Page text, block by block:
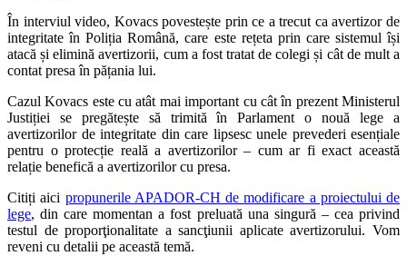
În interviul video, Kovacs povestește prin ce a trecut ca avertizor de
integritate în Poliția Română, care este rețeta prin care sistemul își
atacă și elimină avertizorii, cum a fost tratat de colegi și cât de mult a
contat presa în pățania lui.
Cazul Kovacs este cu atât mai important cu cât în prezent Ministerul
Justiției se pregătește să trimită în Parlament o nouă lege a
avertizorilor de integritate din care lipsesc unele prevederi esențiale
pentru o protecție reală a avertizorilor – cum ar fi exact această
relație benefică a avertizorilor cu presa.
Citiți aici propunerile APADOR-CH de modificare a proiectului de
lege, din care momentan a fost preluată una singură – cea privind
testul de proporţionalitate a sancţiunii aplicate avertizorului. Vom
reveni cu detalii pe această temă.